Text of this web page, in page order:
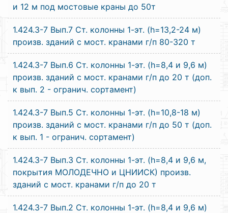
и 12 м под мостовые краны до 50т
1.424.3-7 Вып.7 Ст. колонны 1-эт. (h=13,2-24 м)
произв. зданий с мост. кранами г/п 80-320 т
1.424.3-7 Вып.6 Ст. колонны 1-эт. (h=8,4 и 9,6 м)
произв. зданий с мост. кранами г/п до 20 т (доп.
к вып. 2 - огранич. сортамент)
1.424.3-7 Вып.5 Ст. колонны 1-эт. (h=10,8-18 м)
произв. зданий с мост. кранами г/п до 50 т (доп.
к вып. 1 - огранич. сортамент)
1.424.3-7 Вып.3 Ст. колонны 1-эт. (h=8,4 и 9,6 м,
покрытия МОЛОДЕЧНО и ЦНИИСК) произв.
зданий с мост. кранами г/п до 20 т
1.424.3-7 Вып.2 Ст. колонны 1-эт. (h=8,4 и 9,6 м)